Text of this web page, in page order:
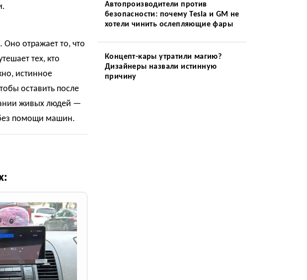
отражает то, что
тех, кто
истинное
оставить после
живых людей —
помощи машин.
Автопроизводители против
безопасности: почему Tesla и GM не
хотели чинить ослепляющие фары
Концепт-кары утратили магию?
Дизайнеры назвали истинную
причину